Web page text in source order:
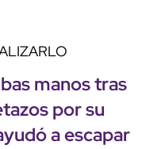
manos tras
por su
a escapar